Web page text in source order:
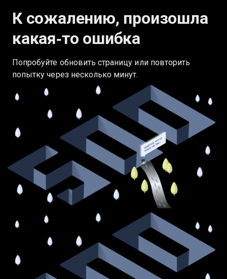
К сожалению, произошла
какая‑то ошибка
Попробуйте обновить страницу или повторить
попытку через несколько минут.